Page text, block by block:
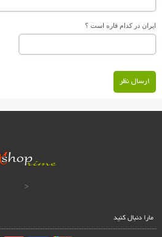
ایران در کدام قاره است ؟
ارسال نظر
<
مارا دنبال کنید